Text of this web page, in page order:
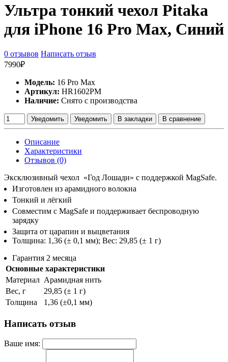
Ультра тонкий чехол Pitaka
для iPhone 16 Pro Max, Синий
0 отзывов Написать отзыв
7990₽
Модель: 16 Pro Max
Артикул: HR1602PM
Наличие: Снято с производства
Уведомить Уведомить В закладки В сравнение
Описание
Характеристики
Отзывов (0)
Эксклюзивный чехол «Год Лошади» с поддержкой MagSafe.
Изготовлен из арамидного волокна
Тонкий и лёгкий
Совместим с MagSafe и поддерживает беспроводную
зарядку
Защита от царапин и выцветания
Толщина: 1,36 (± 0,1 мм); Вес: 29,85 (± 1 г)
Гарантия 2 месяца
Основные характеристики
Материал Арамидная нить
Вес, г
29,85 (± 1 г)
Толщина
1,36 (±0,1 мм)
Написать отзыв
Ваше имя: